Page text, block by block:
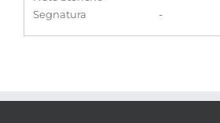
Segnatura
-